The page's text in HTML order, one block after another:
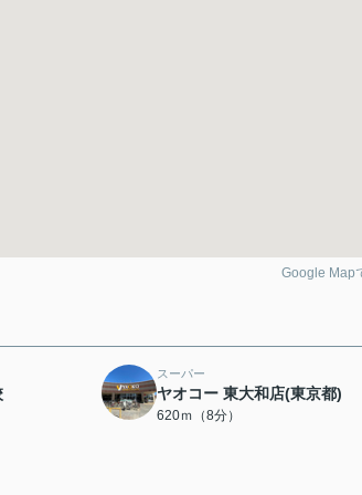
Google Map
スーパー
ヤオコー 東大和店(東京都)
620ｍ（8分）